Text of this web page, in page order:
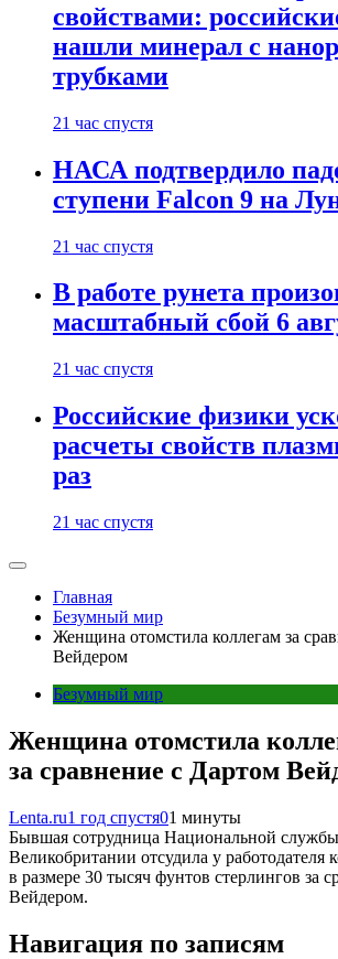
свойствами:
нашли минерал с
трубками
21 час спустя
НАСА подтвердило
ступени Falcon 9 на
21 час спустя
В работе рунета
масштабный сбой 6
21 час спустя
Российские физики
расчеты свойств
раз
21 час спустя
Главная
Безумный мир
Женщина отомстила коллегам за
Вейдером
Безумный мир
Женщина отомстила
за сравнение с Дартом
Lenta.ru1 год спустя01 минуты
Бывшая сотрудница Национальной службы
Великобритании отсудила у работодателя
в размере 30 тысяч фунтов стерлингов за
Вейдером.
Навигация по записям